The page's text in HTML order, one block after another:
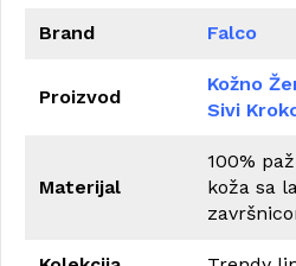
Brand Falco
Proizvod
Kožno
Sivi
Materijal
100%
koža sa